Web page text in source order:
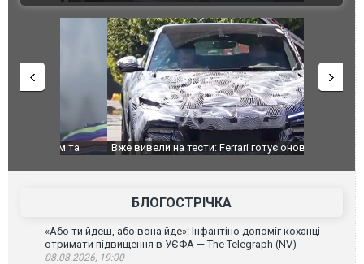
Вже вивели на тести: Ferrari готує оновлення
Вийшов
фільму
БЛОГОСТРІЧКА
«Або ти йдеш, або вона йде»: Інфантіно допоміг коханці
отримати підвищення в УЄФА — The Telegraph (NV)
08.08.2026, 19:00